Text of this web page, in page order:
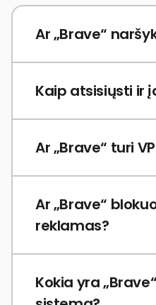
Ar „Brave“
Kaip atsisiųsti ir
Ar „Brave“ turi
Ar „Brave“
reklamas?
Kokia yra